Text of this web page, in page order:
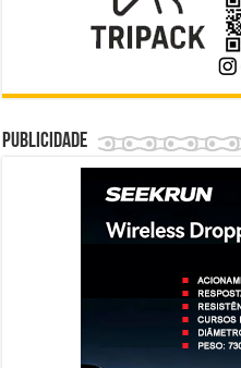
Publicidade